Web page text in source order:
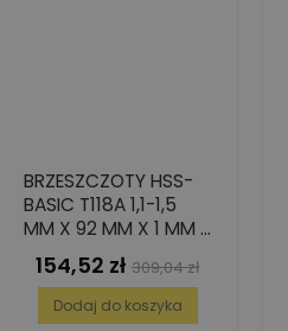
BRZESZCZOTY HSS-
BASIC T118A 1,1-1,5
MM X 92 MM X 1 MM -
100 SZT.
Cena
154,52 zł Cena
podstawowa
309,04 zł
Dodaj do koszyka